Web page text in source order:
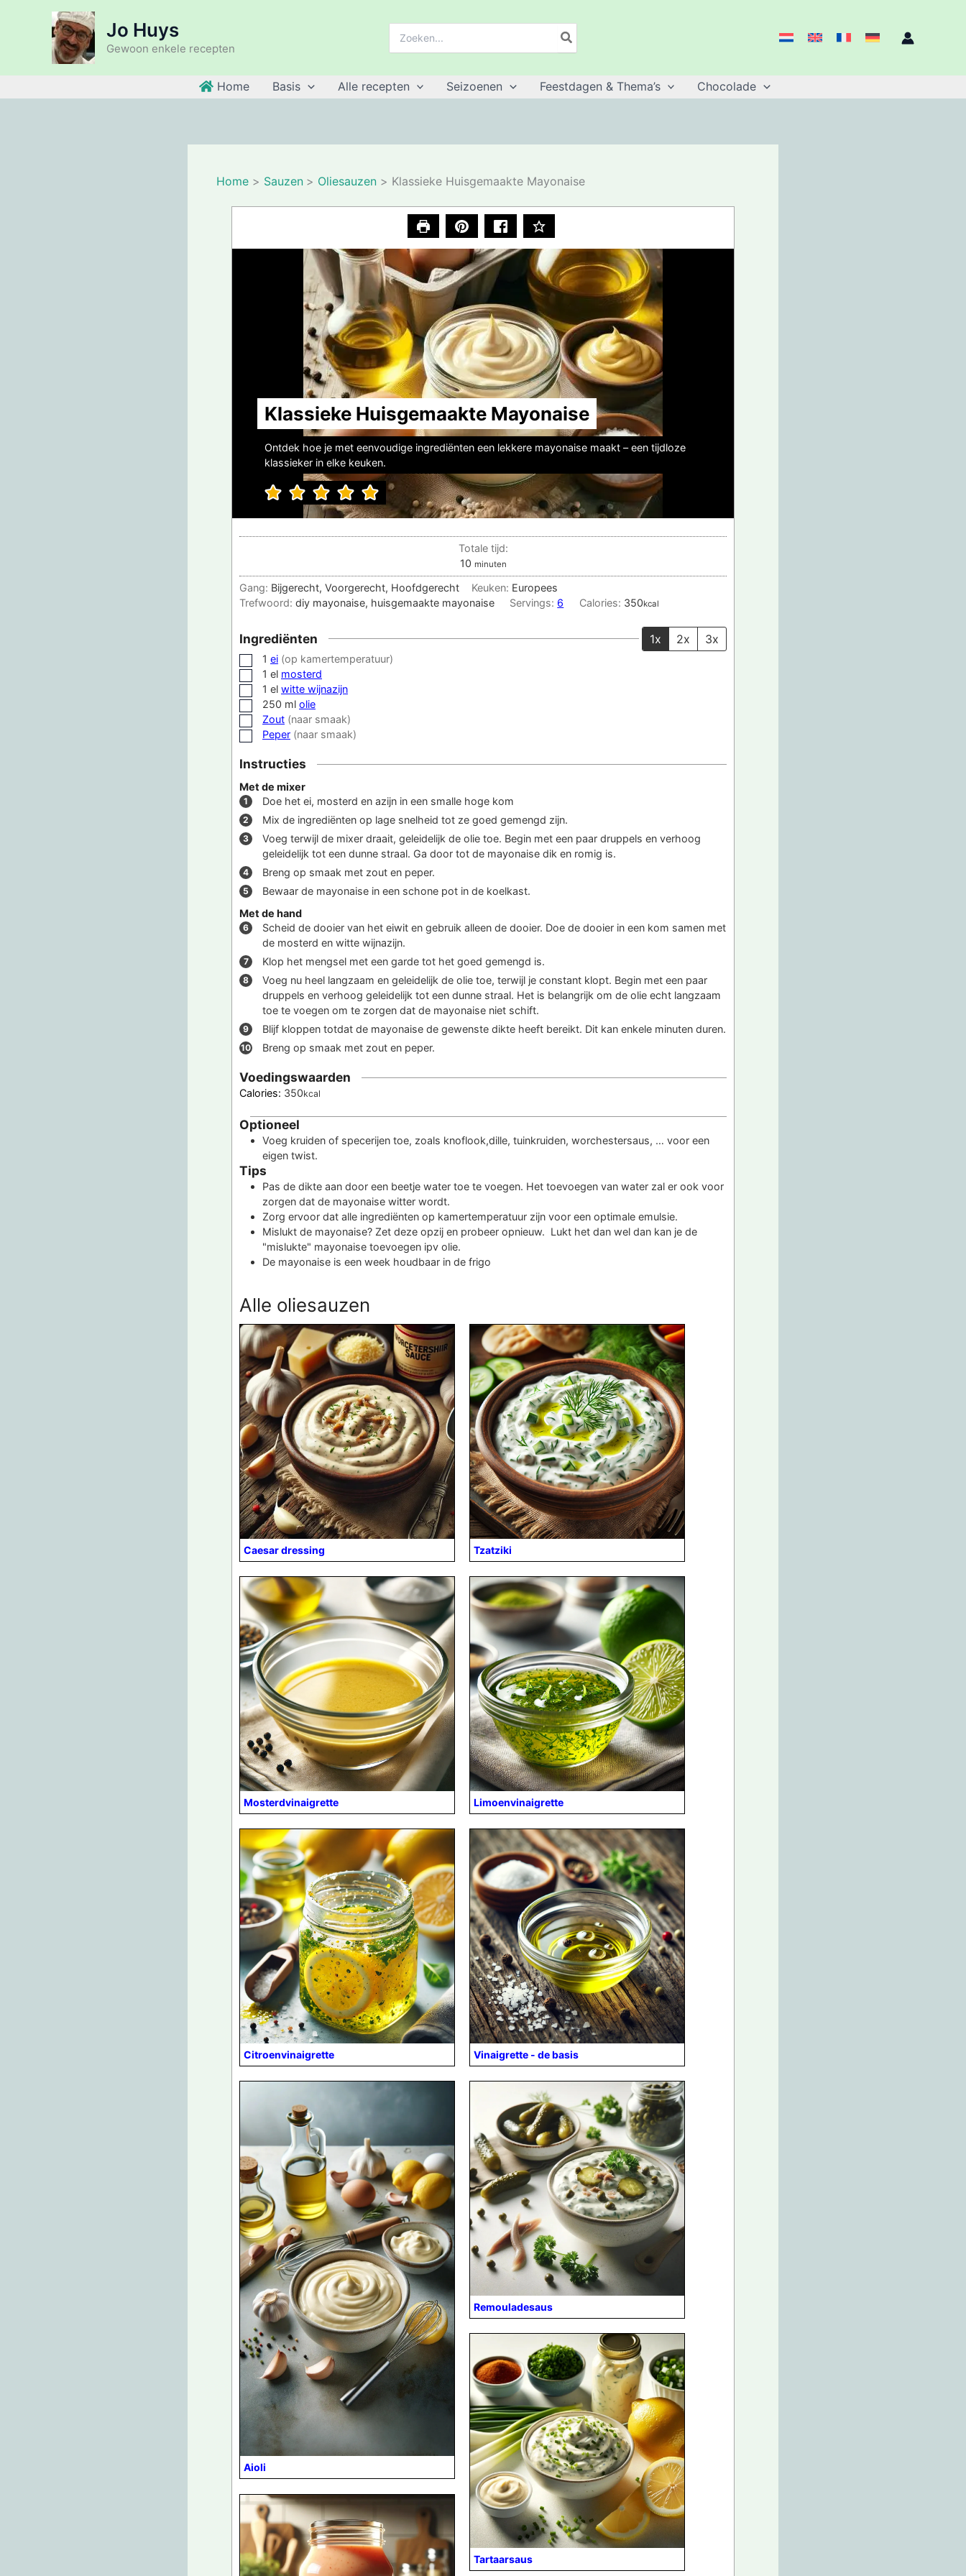
Jo Huys
Gewoon enkele recepten
Home Basis Alle recepten Seizoenen Feestdagen & Thema’s Chocolade
Home Sauzen Oliesauzen Klassieke Huisgemaakte Mayonaise
Klassieke Huisgemaakte Mayonaise
Ontdek hoe je met eenvoudige ingrediënten een lekkere mayonaise maakt – een tijdloze
klassieker in elke keuken.
Totale tijd:
10minuten
minuten
Gang: Bijgerecht, Voorgerecht, Hoofdgerecht Keuken: Europees
Trefwoord: diy mayonaise, huisgemaakte mayonaise Servings: 6 Calories: 350kcal
Ingrediënten 1x 2x 3x
▢1 ei (op kamertemperatuur)
▢1 el mosterd
▢1 el witte wijnazijn
▢
250 ml olie
▢
Zout (naar smaak)
▢
Peper (naar smaak)
Instructies
Met de mixer
Doe het ei, mosterd en azijn in een smalle hoge kom
Mix de ingrediënten op lage snelheid tot ze goed gemengd zijn.
Voeg terwijl de mixer draait, geleidelijk de olie toe. Begin met een paar druppels en verhoog
geleidelijk tot een dunne straal. Ga door tot de mayonaise dik en romig is.
Breng op smaak met zout en peper.
Bewaar de mayonaise in een schone pot in de koelkast.
Met de hand
Scheid de dooier van het eiwit en gebruik alleen de dooier. Doe de dooier in een kom samen met
de mosterd en witte wijnazijn.
Klop het mengsel met een garde tot het goed gemengd is.
Voeg nu heel langzaam en geleidelijk de olie toe, terwijl je constant klopt. Begin met een paar
druppels en verhoog geleidelijk tot een dunne straal. Het is belangrijk om de olie echt langzaam
toe te voegen om te zorgen dat de mayonaise niet schift.
Blijf kloppen totdat de mayonaise de gewenste dikte heeft bereikt. Dit kan enkele minuten duren.
Breng op smaak met zout en peper.
Voedingswaarden
Calories: 350kcal
Optioneel
Voeg kruiden of specerijen toe, zoals knoflook,dille, tuinkruiden, worchestersaus, … voor een
eigen twist.
Tips
Pas de dikte aan door een beetje water toe te voegen. Het toevoegen van water zal er ook voor
zorgen dat de mayonaise witter wordt.
Zorg ervoor dat alle ingrediënten op kamertemperatuur zijn voor een optimale emulsie.
Mislukt de mayonaise? Zet deze opzij en probeer opnieuw. Lukt het dan wel dan kan je de
"mislukte" mayonaise toevoegen ipv olie.
De mayonaise is een week houdbaar in de frigo
Alle oliesauzen
Caesar dressing Tzatziki
Mosterdvinaigrette Limoenvinaigrette
Citroenvinaigrette Vinaigrette - de basis
Aioli
Remouladesaus
Tartaarsaus